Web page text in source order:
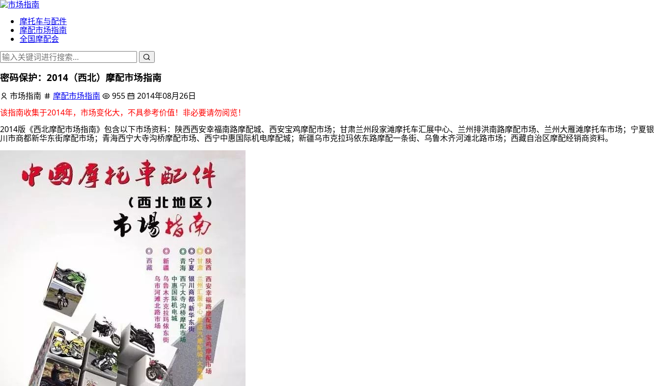
摩托车与配件
摩配市场指南
全国摩配会
密码保护：2014（西北）摩配市场指南
市场指南 摩配市场指南 955
2014年08月26日
该指南收集于2014年，市场变化大，不具参考价值！非必要请勿阅览！
2014版《西北摩配市场指南》包含以下市场资料：陕西西安幸福南路摩配城、西安宝鸡摩配市场；甘肃兰州段家滩摩托车汇展中心、兰州排洪南路摩配市场、兰州大雁滩摩托车市场；宁夏银
川市商都新华东街摩配市场；青海西宁大寺沟桥摩配市场、西宁中惠国际机电摩配城；新疆乌市克拉玛依东路摩配一条街、乌鲁木齐河滩北路市场；西藏自治区摩配经销商资料。